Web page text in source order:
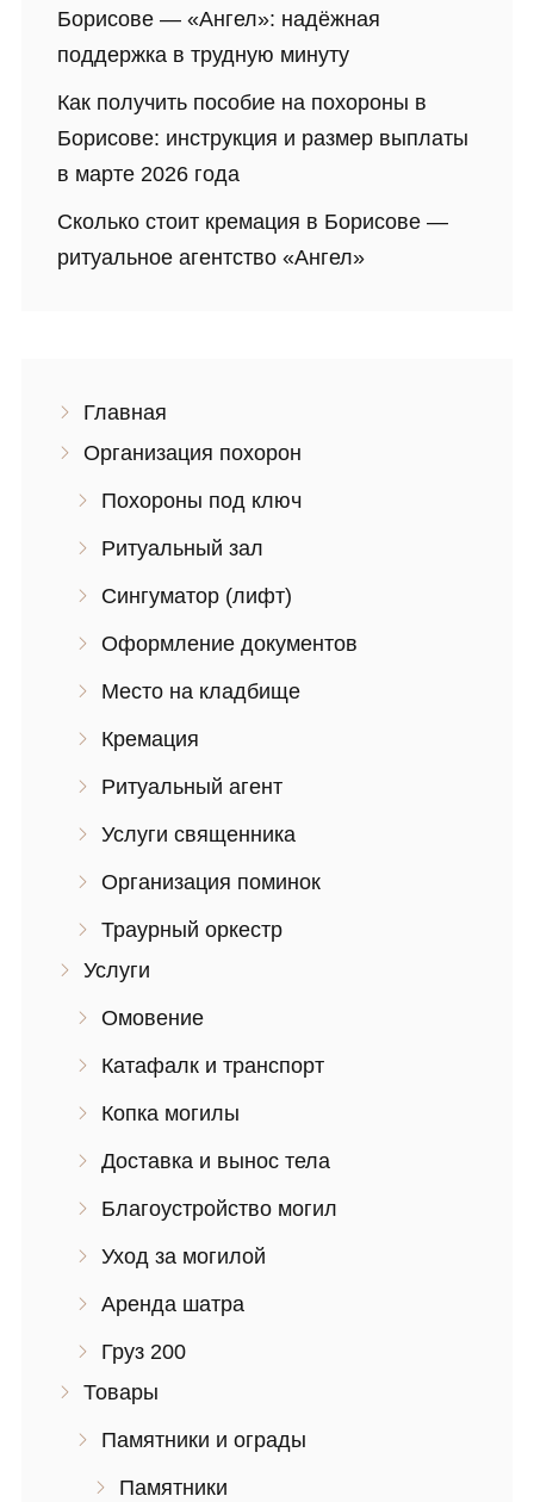
Борисове — «Ангел»: надёжная
поддержка в трудную минуту
Как получить пособие на похороны в
Борисове: инструкция и размер выплаты
в марте 2026 года
Сколько стоит кремация в Борисове —
ритуальное агентство «Ангел»
Главная
Организация похорон
Похороны под ключ
Ритуальный зал
Сингуматор (лифт)
Оформление документов
Место на кладбище
Кремация
Ритуальный агент
Услуги священника
Организация поминок
Траурный оркестр
Услуги
Омовение
Катафалк и транспорт
Копка могилы
Доставка и вынос тела
Благоустройство могил
Уход за могилой
Аренда шатра
Груз 200
Товары
Памятники и ограды
Памятники